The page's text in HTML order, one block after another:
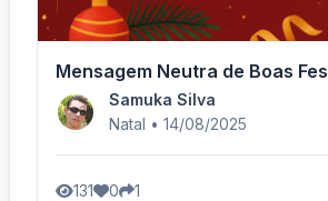
Mensagem Neutra de Boas
Samuka Silva
Natal • 14/08/2025
131 0 1